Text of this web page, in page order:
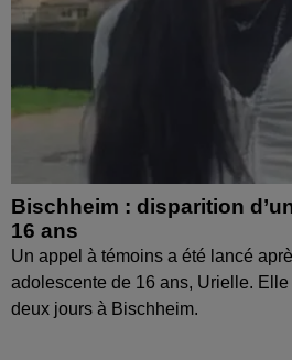
Bischheim : disparition
16 ans
Un appel à témoins a été lancé
adolescente de 16 ans, Urielle.
deux jours à Bischheim.